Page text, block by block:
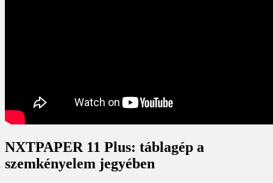
NXTPAPER 11 Plus: táblagép a
szemkényelem jegyében